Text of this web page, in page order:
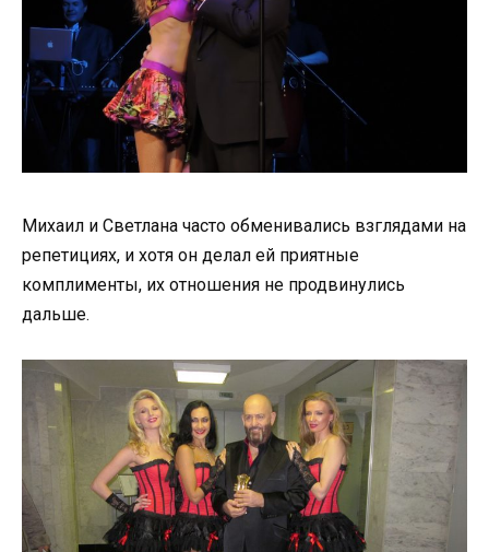
Михаил и Светлана часто обменивались взглядами на
репетициях, и хотя он делал ей приятные
комплименты, их отношения не продвинулись
дальше.